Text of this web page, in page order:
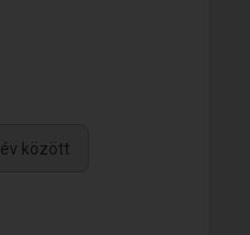
között